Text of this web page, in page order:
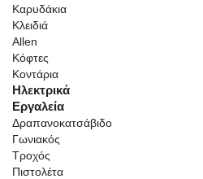
Καρυδάκια
Κλειδιά
Allen
Κόφτες
Κοντάρια
Ηλεκτρικά
Εργαλεία
Δραπανοκατσάβιδο
Γωνιακός
Τροχός
Πιστολέτα